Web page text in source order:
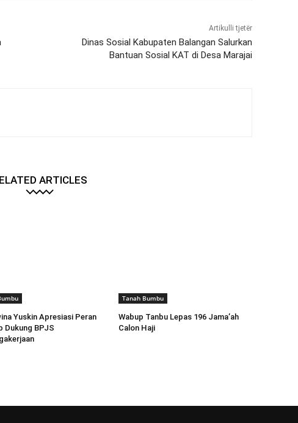
Artikulli tjetër
Dinas Sosial Kabupaten Balangan Salurkan
Bantuan Sosial KAT di Desa Marajai
ARTICLES
Yuskin Apresiasi Peran
Dukung BPJS
Tanah Bumbu
Wabup Tanbu Lepas 196 Jama’ah
Calon Haji